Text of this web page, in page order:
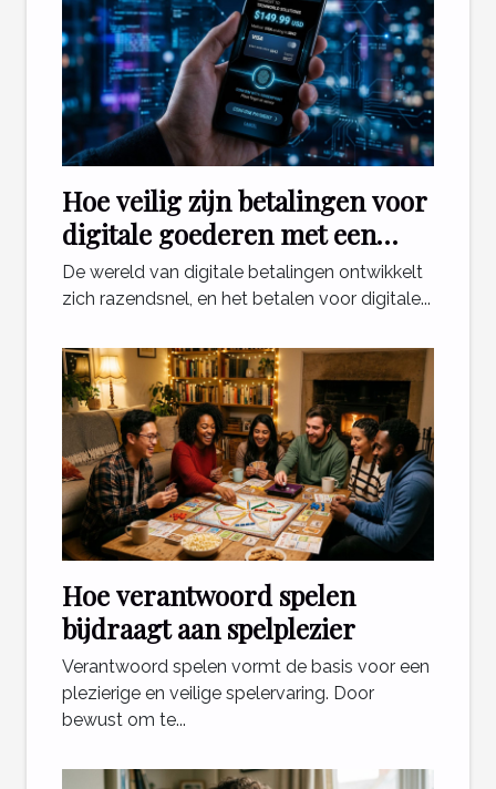
Hoe veilig zijn betalingen voor
digitale goederen met een
telefoonabonnement?
De wereld van digitale betalingen ontwikkelt
zich razendsnel, en het betalen voor digitale...
Hoe verantwoord spelen
bijdraagt aan spelplezier
Verantwoord spelen vormt de basis voor een
plezierige en veilige spelervaring. Door
bewust om te...